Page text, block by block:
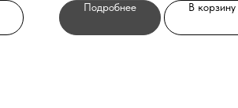
Подробнее В корзину